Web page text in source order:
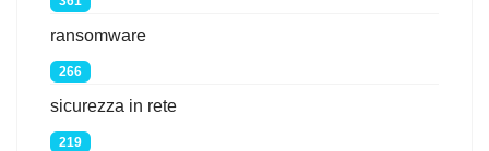
ransomware
266
sicurezza in rete
219